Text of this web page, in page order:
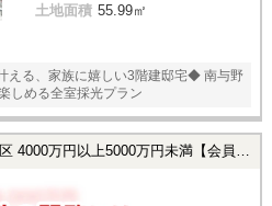
土地面積 55.99㎡
える、家族に嬉しい3階建邸宅◆ 南与野
しめる全室採光プラン
円以上5000万円未満【会員様限定で公開中！】